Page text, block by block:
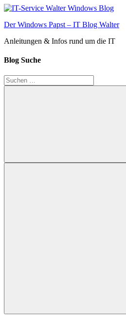
Zum
springen
Der Windows Papst – IT Blog Walter
Anleitungen & Infos rund um die IT
Blog Suche
Suchen
nach:
Suchen